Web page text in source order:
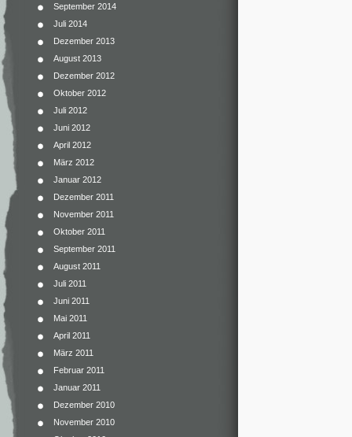
September 2014
Juli 2014
Dezember 2013
August 2013
Dezember 2012
Oktober 2012
Juli 2012
Juni 2012
April 2012
März 2012
Januar 2012
Dezember 2011
November 2011
Oktober 2011
September 2011
August 2011
Juli 2011
Juni 2011
Mai 2011
April 2011
März 2011
Februar 2011
Januar 2011
Dezember 2010
November 2010